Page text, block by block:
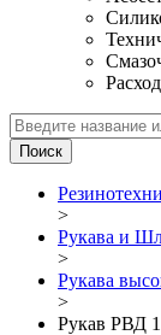
>
Рукава и
>
Рукава
>
Рукав РВД